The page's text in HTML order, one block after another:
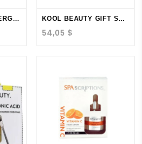
KOOL BEAUTY EMERGENCY... KOOL BEAUTY GIFT SET...
54,05 $